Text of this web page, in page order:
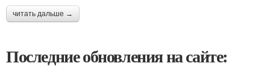
читать дальше →
Последние обновления на сайте: